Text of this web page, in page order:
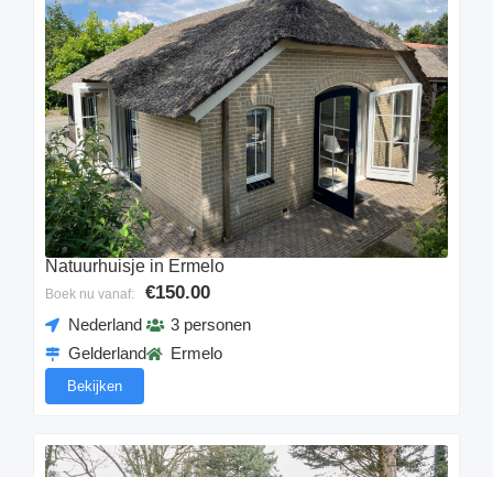
Natuurhuisje in Ermelo
Boek nu vanaf: €150.00
Nederland
Gelderland
3 personen
Ermelo
Bekijken